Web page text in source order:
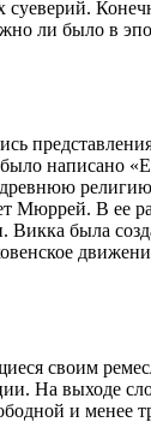
ли было в
было написано
религию
Мюррей. В ее
Викка была
своим
На выходе
и менее